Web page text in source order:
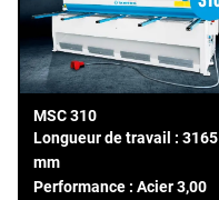
MSC 310
Longueur de travail : 3165
mm
Performance : Acier 3,00